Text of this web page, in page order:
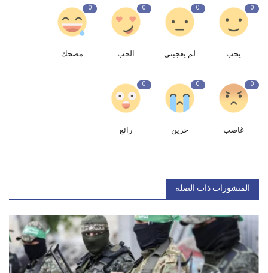
0
يحب
0
لم يعجبنى
0
الحب
0
مضحك
0
غاضب
0
حزين
0
رائع
المنشورات ذات الصلة